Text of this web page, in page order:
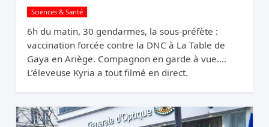
Sciences & Santé
6h du matin, 30 gendarmes, la sous-préfète :
vaccination forcée contre la DNC à La Table de
Gaya en Ariège. Compagnon en garde à vue.
L’éleveuse Kyria a tout filmé en direct.